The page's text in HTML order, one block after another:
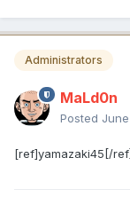
Administrators
MaLd0n
Posted
[ref]yamazaki45[/